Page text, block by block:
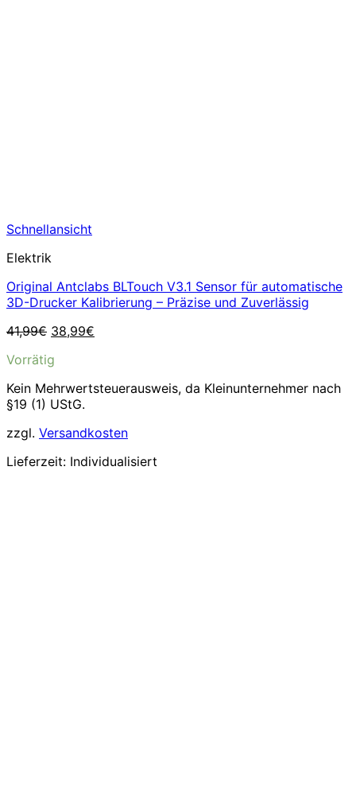
Schnellansicht
Elektrik
Original Antclabs BLTouch V3.1 Sensor für automatische
3D-Drucker Kalibrierung – Präzise und Zuverlässig
41,99€ Ursprünglicher
war:
38,99€
Vorrätig
Kein Mehrwertsteuerausweis, da Kleinunternehmer nach
§19 (1) UStG.
zzgl. Versandkosten
Lieferzeit: Individualisiert